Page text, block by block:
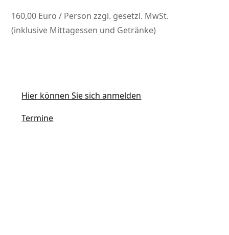
160,00 Euro / Person zzgl. gesetzl. MwSt.
(inklusive Mittagessen und Getränke)
Hier können Sie sich anmelden
Termine